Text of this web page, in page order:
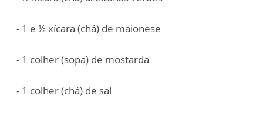
- 1 e ½ xícara (chá) de maionese
- 1 colher (sopa) de mostarda
- 1 colher (chá) de sal